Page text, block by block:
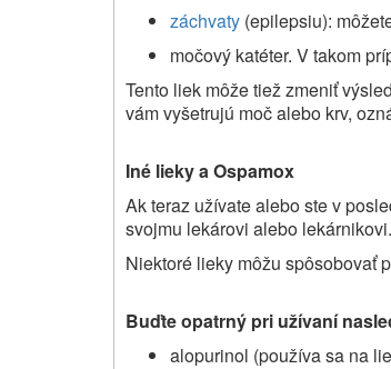
záchvaty (epilepsiu):
močový katéter. V takom
Tento liek môže tiež zmeniť
vám vyšetrujú moč alebo krv,
Iné lieky a Ospamox
Ak teraz užívate alebo ste v
svojmu lekárovi alebo lekárnikovi.
Niektoré lieky môžu spôsobovať
Buďte opatrný pri užívaní
alopurinol (používa sa na